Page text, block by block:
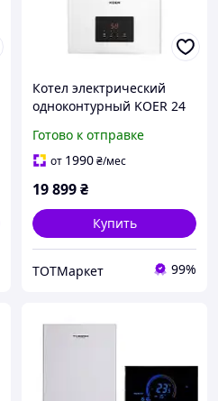
Котел электрический
одноконтурный KOER 24
Готово к отправке
от 1990₴/мес
19 899₴
Купить
ТОТМаркет 99%